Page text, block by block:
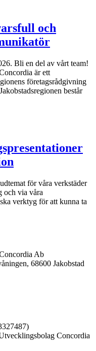
och
Bli en del av vårt team!
är ett
företagsrådgivning
består
för våra verkstäder
och via våra
verktyg för att kunna ta
Ab
68600 Jakobstad
Concordia